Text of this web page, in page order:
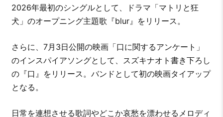
2026年最初のシングルとして、ドラマ「マトリと狂
犬」のオープニング主題歌『blur』をリリース。
さらに、7月3日公開の映画「口に関するアンケート」
のインスパイアソングとして、スズキナオト書き下ろし
の『口』をリリース。バンドとして初の映画タイアップ
となる。
日常を連想させる歌詞やどこか哀愁を漂わせるメロディ